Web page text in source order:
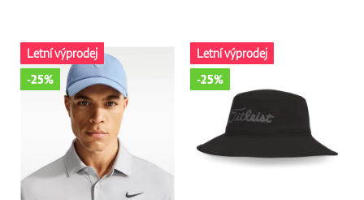
Letní výprodej
-25%
Letní výprodej
-25%